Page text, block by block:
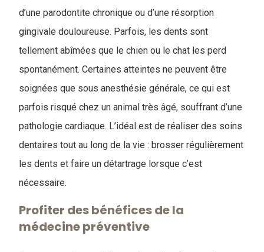
d’une parodontite chronique ou d’une résorption
gingivale douloureuse. Parfois, les dents sont
tellement abîmées que le chien ou le chat les perd
spontanément. Certaines atteintes ne peuvent être
soignées que sous anesthésie générale, ce qui est
parfois risqué chez un animal très âgé, souffrant d’une
pathologie cardiaque. L’idéal est de réaliser des soins
dentaires tout au long de la vie : brosser régulièrement
les dents et faire un détartrage lorsque c’est
nécessaire.
Profiter des bénéfices de la
médecine préventive